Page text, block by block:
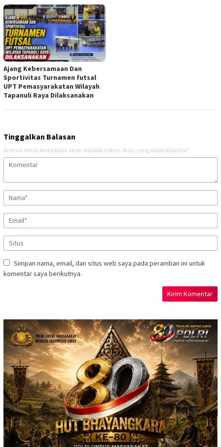
Ajang Kebersamaan Dan
Sportivitas Turnamen futsal
UPT Pemasyarakatan Wilayah
Tapanuli Raya Dilaksanakan
Tinggalkan Balasan
Alamat email Anda tidak akan dipublikasikan. Ruas yang wajib ditandai *
Simpan nama, email, dan situs web saya pada peramban ini untuk
komentar saya berikutnya.